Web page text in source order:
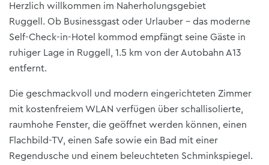
Herzlich willkommen im Naherholungsgebiet
Ruggell. Ob Businessgast oder Urlauber – das moderne
Self-Check-in-Hotel kommod empfängt seine Gäste in
ruhiger Lage in Ruggell, 1.5 km von der Autobahn A13
entfernt.
Die geschmackvoll und modern eingerichteten Zimmer
mit kostenfreiem WLAN verfügen über schallisolierte,
raumhohe Fenster, die geöffnet werden können, einen
Flachbild-TV, einen Safe sowie ein Bad mit einer
Regendusche und einem beleuchteten Schminkspiegel.